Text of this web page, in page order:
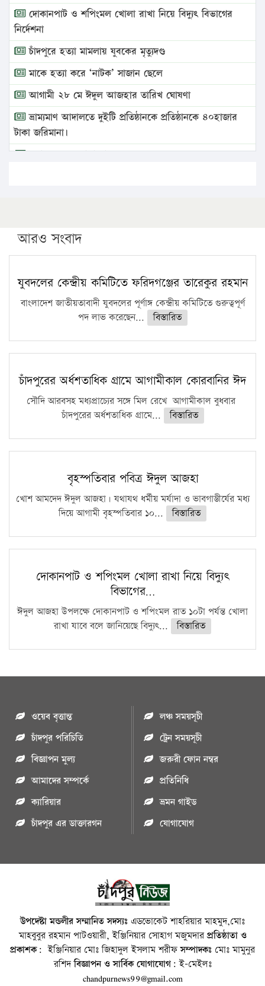
দোকানপাট ও শপিংমল খোলা রাখা নিয়ে বিদ্যুৎ বিভাগের
নির্দেশনা
চাঁদপুরে হত্যা মামলায় যুবকের মৃত্যুদণ্ড
মাকে হত্যা করে ‘নাটক’ সাজান ছেলে
আগামী ২৮ মে ঈদুল আজহার তারিখ ঘোষণা
ভ্রাম্যমাণ আদালতে দুইটি প্রতিষ্ঠানকে প্রতিষ্ঠানকে ৪০হাজার
টাকা জরিমানা।
এবার লঞ্চের ভাড়া বাড়ল
পিএইচডি করছেন কুয়েটের কৃতি…
সারা দেশে বজ্রাঘাতে ১৪ জনের প্রাণহানি
কঠোর হচ্ছে এসএসসি ও এইচএসসি পরীক্ষা
ফরিদগঞ্জে আগুনে পুড়লো ৬ ব্যবসা প্রতিষ্ঠান
আরও সংবাদ
যুবদলের কেন্দ্রীয় কমিটিতে ফরিদগঞ্জের তারেকুর রহমান
বাংলাদেশ জাতীয়তাবাদী যুবদলের পূর্ণাঙ্গ কেন্দ্রীয় কমিটিতে গুরুত্বপূর্ণ
পদ লাভ করেছেন...
বিস্তারিত
চাঁদপুরের অর্ধশতাধিক গ্রামে আগামীকাল কোরবানির ঈদ
সৌদি আরবসহ মধ্যপ্রাচ্যের সঙ্গে মিল রেখে আগামীকাল বুধবার
চাঁদপুরের অর্ধশতাধিক গ্রামে...
বিস্তারিত
বৃহস্পতিবার পবিত্র ঈদুল আজহা
খোশ আমদেদ ঈদুল আজহা। যথাযথ ধর্মীয় মর্যাদা ও ভাবগাম্ভীর্যের মধ্য
দিয়ে আগামী বৃহস্পতিবার ১০...
বিস্তারিত
দোকানপাট ও শপিংমল খোলা রাখা নিয়ে বিদ্যুৎ
বিভাগের…
ঈদুল আজহা উপলক্ষে দোকানপাট ও শপিংমল রাত ১০টা পর্যন্ত খোলা
রাখা যাবে বলে জানিয়েছে বিদ্যুৎ...
বিস্তারিত
ওয়েব বৃত্তান্ত
চাঁদপুর পরিচিতি
বিজ্ঞাপন মুল্য
আমাদের সম্পর্কে
ক্যারিয়ার
চাঁদপুর এর ডাক্তারগন
লঞ্চ সময়সূচী
ট্রেন সময়সূচী
জরুরী ফোন নম্বর
প্রতিনিধি
ভ্রমন গাইড
যোগাযোগ
উপদেষ্টা মন্ডলীর সম্মানিত সদস্যঃ এডভোকেট শাহরিয়ার মাহমুদ,মোঃ
মাহবুবুর রহমান পাটওয়ারী, ইঞ্জিনিয়ার সোহাগ মজুমদারপ্রতিষ্ঠাতা ও
প্রকাশক: ইঞ্জিনিয়ার মোঃ জিহাদুল ইসলাম শরীফসম্পাদকঃ মোঃ মামুনুর
রশিদবিজ্ঞাপন ও সার্বিক যোগাযোগ: ই-মেইলঃ
chandpurnews99@gmail.com